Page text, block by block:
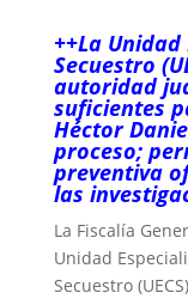
++La
Secuestro
autoridad
suficientes
Héctor
proceso;
preventiva
las
La Fiscalía
Unidad
Secuestro